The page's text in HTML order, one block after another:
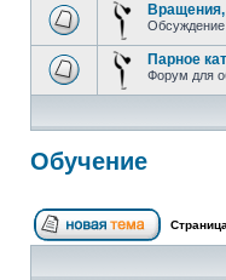
Обсуждение
Парное
Форум для
Обучение
Страница